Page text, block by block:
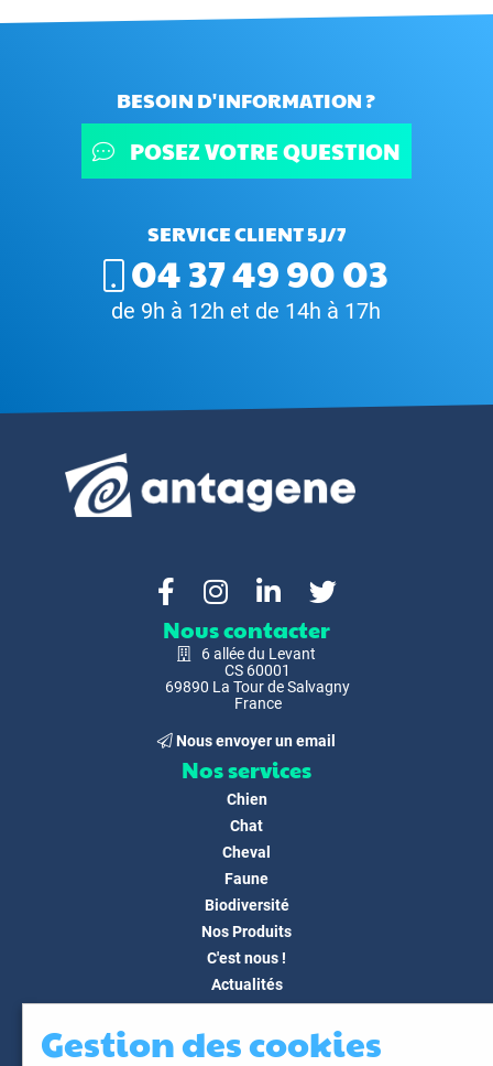
BESOIN D'INFORMATION ?
POSEZ VOTRE QUESTION
SERVICE CLIENT 5J/7
04 37 49 90 03
de 9h à 12h et de 14h à 17h
Nous contacter
6 allée du Levant
CS 60001
69890 La Tour de Salvagny
France
Nous envoyer un email
Nos services
Chien
Chat
Cheval
Faune
Biodiversité
Nos Produits
C'est nous !
Actualités
FAQ
Gestion des cookies